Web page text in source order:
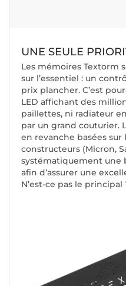
UNE SEULE
Les mémoires Textorm
sur l’essentiel : un
prix plancher. C’est
LED affichant des
paillettes, ni radiateur
par un grand couturier.
en revanche basées sur
constructeurs (Micron,
systématiquement une
afin d’assurer une
N’est-ce pas le principal